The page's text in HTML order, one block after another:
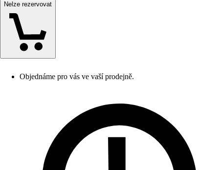
Nelze rezervovat
Objednáme pro vás ve vaší prodejně.